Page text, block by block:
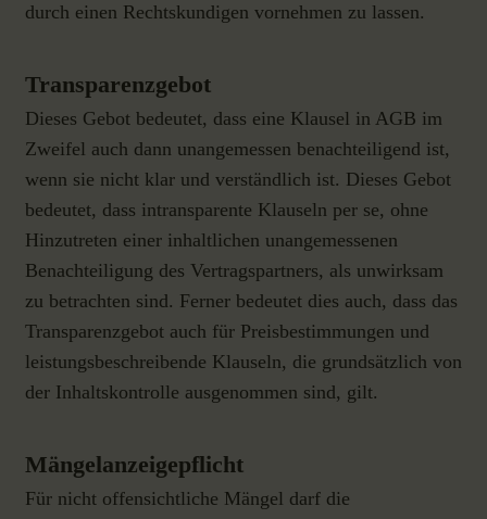
durch einen Rechtskundigen vornehmen zu lassen.
Transparenzgebot
Dieses Gebot bedeutet, dass eine Klausel in AGB im
Zweifel auch dann unangemessen benachteiligend ist,
wenn sie nicht klar und verständlich ist. Dieses Gebot
bedeutet, dass intransparente Klauseln per se, ohne
Hinzutreten einer inhaltlichen unangemessenen
Benachteiligung des Vertragspartners, als unwirksam
zu betrachten sind. Ferner bedeutet dies auch, dass das
Transparenzgebot auch für Preisbestimmungen und
leistungsbeschreibende Klauseln, die grundsätzlich von
der Inhaltskontrolle ausgenommen sind, gilt.
Mängelanzeigepflicht
Für nicht offensichtliche Mängel darf die